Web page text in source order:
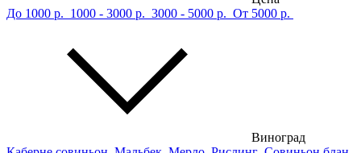
До 1000 р. 1000 - 3000 р. 3000 - 5000 р. От 5000 р.
Виноград